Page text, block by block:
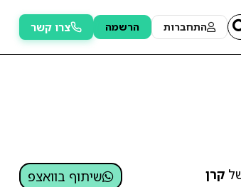
התחברות הרשמה צרו קשר
קרן
שיתוף בוואצפ